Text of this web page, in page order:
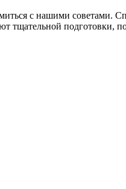
с нашими советами.
тщательной подготовки,